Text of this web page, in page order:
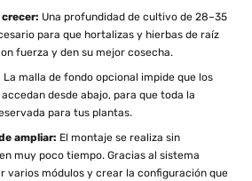
crecer: Una profundidad de cultivo de 28–35
para que hortalizas y hierbas de raíz
fuerza y den su mejor cosecha.
La malla de fondo opcional impide que los
desde abajo, para que toda la
para tus plantas.
ampliar: El montaje se realiza sin
muy poco tiempo. Gracias al sistema
varios módulos y crear la configuración que